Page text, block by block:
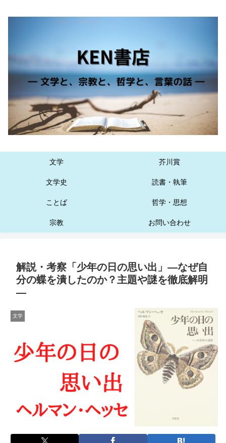
文学 芥川賞
文学史 読書・執筆
ことば 哲学・思想
宗教 お問い合わせ
解説・考察「少年の日の思い出」—なぜ自
分の蝶を潰したのか？主題や謎を徹底解明
—
文学